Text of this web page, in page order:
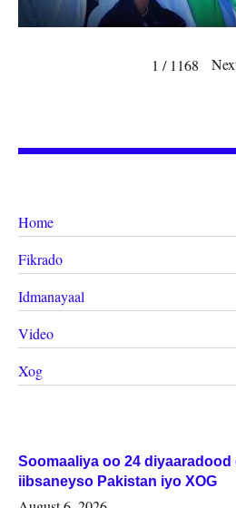
1 / 1168
Home
Fikrado
Idmanayaal
Video
Xog
Soomaaliya oo 24 diyaaradood
iibsaneyso Pakistan iyo XOG